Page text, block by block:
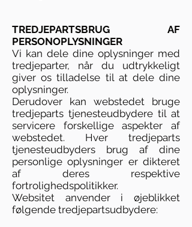
TREDJEPARTSBRUG AF
PERSONOPLYSNINGER
Vi kan dele dine oplysninger med
tredjeparter, når du udtrykkeligt
giver os tilladelse til at dele dine
oplysninger.
Derudover kan webstedet bruge
tredjeparts tjenesteudbydere til at
servicere forskellige aspekter af
webstedet. Hver tredjeparts
tjenesteudbyders brug af dine
personlige oplysninger er dikteret
af deres respektive
fortrolighedspolitikker.
Websitet anvender i øjeblikket
følgende tredjepartsudbydere: